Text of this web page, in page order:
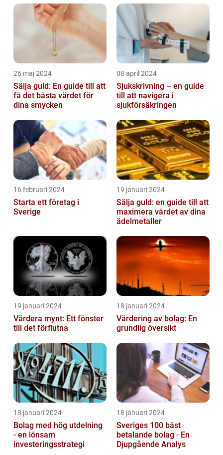
26 maj 2024
Sälja guld: En guide till att
få det bästa värdet för
dina smycken
08 april 2024
Sjukskrivning – en guide
till att navigera i
sjukförsäkringen
16 februari 2024
Starta ett företag i
Sverige
19 januari 2024
Sälja guld: en guide till att
maximera värdet av dina
ädelmetaller
19 januari 2024
Värdera mynt: Ett fönster
till det förflutna
18 januari 2024
Värdering av bolag: En
grundlig översikt
18 januari 2024
Bolag med hög utdelning
- en lönsam
investeringsstrategi
18 januari 2024
Sveriges 100 bäst
betalande bolag - En
Djupgående Analys